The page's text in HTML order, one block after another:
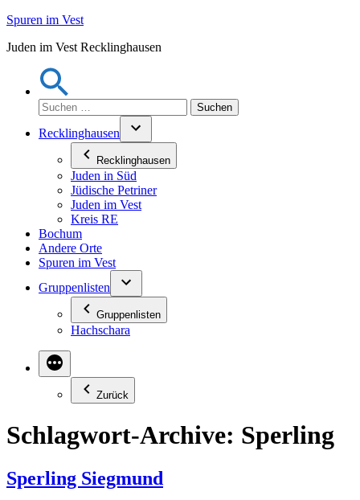
Zum
springen
Spuren im Vest
Juden im Vest Recklinghausen
Suchen
nach:
Recklinghausen
Recklinghausen
Juden in Süd
Jüdische Petriner
Juden im Vest
Kreis RE
Bochum
Andere Orte
Spuren im Vest
Gruppenlisten
Gruppenlisten
Hachschara
Zurück
Schlagwort-Archive: Sperling
Sperling Siegmund